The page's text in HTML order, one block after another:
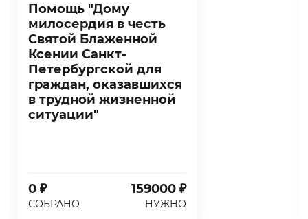
Помощь "Дому
милосердия в честь
Святой Блаженной
Ксении Санкт-
Петербургской для
граждан, оказавшихся
в трудной жизненной
ситуации"
0 ₽ 159000 ₽
СОБРАНО НУЖНО